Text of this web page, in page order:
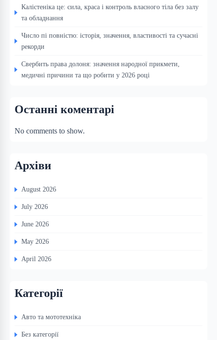
Калістеніка це: сила, краса і контроль власного тіла без залу
та обладнання
Число пі повністю: історія, значення, властивості та сучасні
рекорди
Свербить права долоня: значення народної прикмети,
медичні причини та що робити у 2026 році
Останні коментарі
No comments to show.
Архіви
August 2026
July 2026
June 2026
May 2026
April 2026
Категорії
Авто та мототехніка
Без категорії